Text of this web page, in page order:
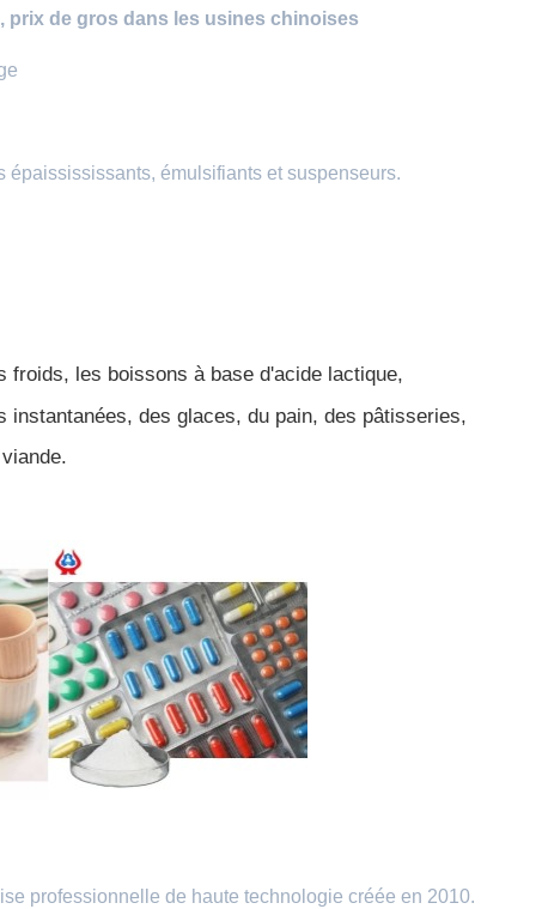
de gros dans les usines chinoises
émulsifiants et suspenseurs.
les boissons à base d'acide lactique,
des glaces, du pain, des pâtisseries,
professionnelle de haute technologie créée en 2010.